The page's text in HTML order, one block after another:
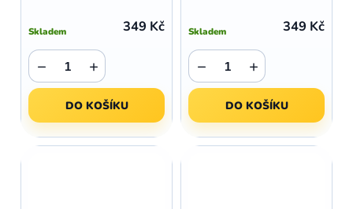
Skladem 349 Kč
+
−
DO KOŠÍKU
Skladem 349 Kč
+
−
DO KOŠÍKU